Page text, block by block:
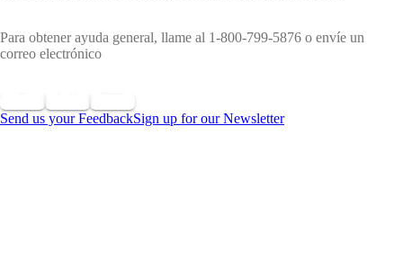
Para obtener ayuda general, llame al 1-800-799-5876 o envíe un
correo electrónico
Send us your FeedbackSign up for our Newsletter